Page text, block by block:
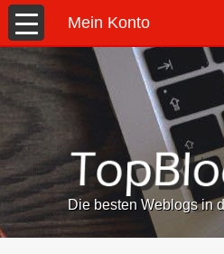
Mein Konto
Die besten Weblogs in